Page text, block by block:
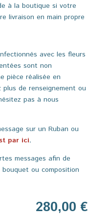
à la boutique si votre
livraison en main propre
avec les fleurs
sont non
pièce réalisée en
de renseignement ou
pas à nous
sur un Ruban ou
par ici.
messages afin de
ou composition
280,00€